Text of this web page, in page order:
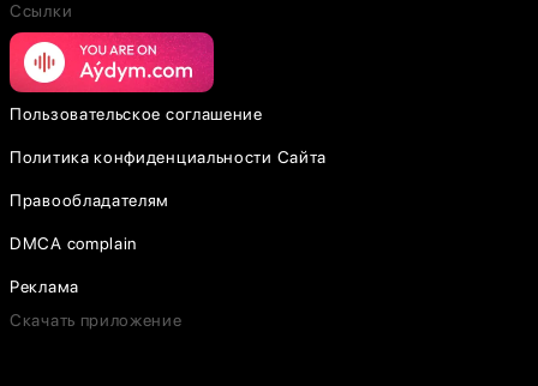
Ссылки
Пользовательское соглашение
Политика конфиденциальности Сайта
Правообладателям
DMCA complain
Реклама
Скачать приложение